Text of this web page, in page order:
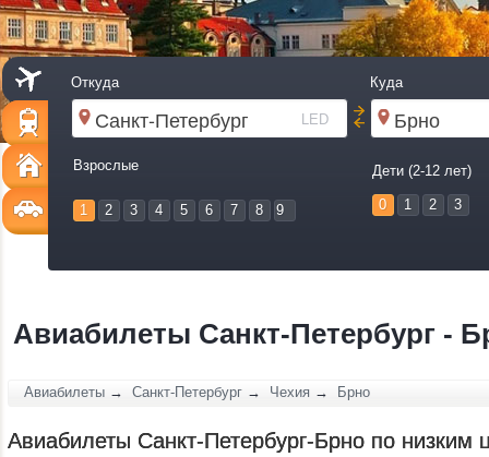
Откуда Куда
LED
Взрослые
1 2 3 4 5 6 7 8 9
Дети (2-12 лет)
0 1 2 3
Авиабилеты Санкт-Петербург -
Авиабилеты → Санкт-Петербург → Чехия → Брно
Авиабилеты Санкт-Петербург-Брно по низким